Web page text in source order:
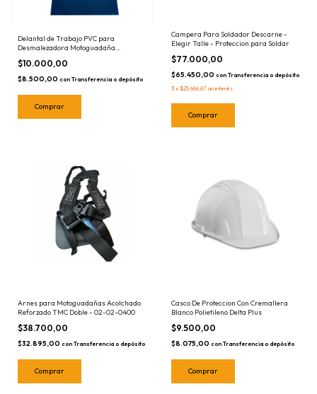
Delantal de Trabajo PVC para
Desmalezadora Motoguadaña
Proteccion
$10.000,00
$8.500,00 con Transferencia o depósito
Campera Para Soldador Descarne -
Elegir Talle - Proteccion para Soldar
$77.000,00
$65.450,00 con Transferencia o depósito
3 x $25.666,67 sin interés
Comprar
Arnes para Motoguadañas Acolchado
Reforzado TMC Doble - 02-02-0400
$38.700,00
$32.895,00 con Transferencia o depósito
Casco De Proteccion Con Cremallera
Blanco Polietileno Delta Plus
$9.500,00
$8.075,00 con Transferencia o depósito